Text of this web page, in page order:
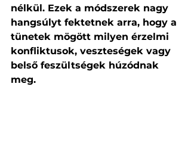
nélkül. Ezek a módszerek nagy
hangsúlyt fektetnek arra, hogy a
tünetek mögött milyen érzelmi
konfliktusok, veszteségek vagy
belső feszültségek húzódnak
meg.